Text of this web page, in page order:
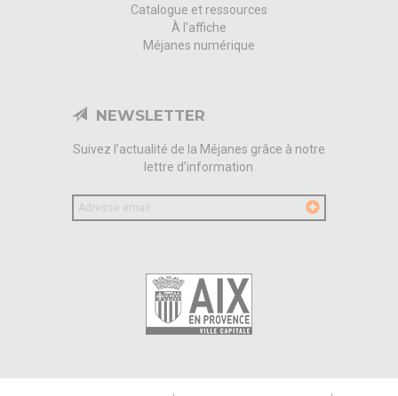
Catalogue et ressources
À l'affiche
Méjanes numérique
NEWSLETTER
Suivez l’actualité de la Méjanes grâce à notre
lettre d’information
email